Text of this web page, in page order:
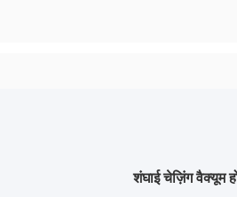
शंघाई चेज़िंग वैक्यूम